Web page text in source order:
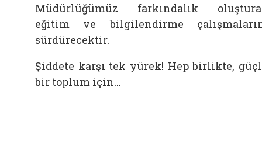
Müdürlüğümüz farkındalık
eğitim ve bilgilendirme
sürdürecektir.
Şiddete karşı tek yürek! Hep birlikte,
bir toplum için...